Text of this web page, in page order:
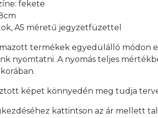
fekete
A5 méretű jegyzetfüzettel
termékek egyedülálló módon
nyomtatni. A nyomás teljes
képet könnyedén meg tudja
kattintson az ár mellett